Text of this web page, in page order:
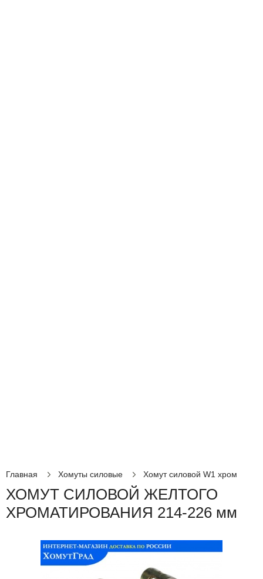
Главная Хомуты силовые Хомут силовой W1 хром
ХОМУТ СИЛОВОЙ ЖЕЛТОГО
ХРОМАТИРОВАНИЯ 214-226 мм